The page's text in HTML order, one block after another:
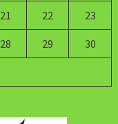
21 22 23
28 29 30